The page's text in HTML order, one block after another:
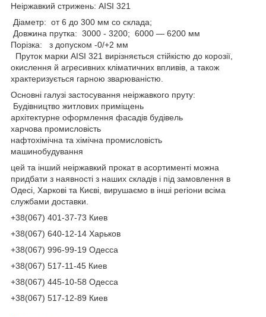
Неіржавкий стрижень: AISI 321
Діаметр: от 6 до 300 мм со склада;
Довжина прутка: 3000 - 3200; 6000 — 6200 мм
Порізка: з допуском -0/+2 мм
Пруток марки AISI 321 вирізняється стійкістю до корозії,
окислення й агресивних кліматичних впливів, а також
храктеризується гарною зварюваністю.
Основні галузі застосування неіржавкого пруту:
Будівництво житлових приміщень
архітектурне оформлення фасадів будівель
харчова промисловість
нафтохімічна та хімічна промисловість
машинобудування
цей та інший неіржавкий прокат в асортименті можна
придбати з наявності з наших складів і під замовлення в
Одесі, Харкові та Києві, вирушаємо в інші регіони всіма
службами доставки.
+38(067) 401-37-73 Киев
+38(067) 640-12-14 Харьков
+38(067) 996-99-19 Одесса
+38(067) 517-11-45 Киев
+38(067) 445-10-58 Одесса
+38(067) 517-12-89 Киев